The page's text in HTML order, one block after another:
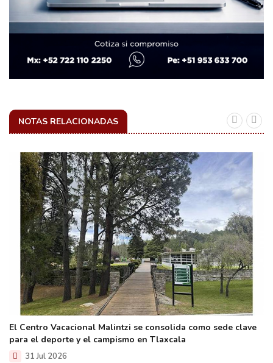
NOTAS RELACIONADAS
El Centro Vacacional Malintzi se consolida como sede clave
para el deporte y el campismo en Tlaxcala
31 Jul 2026